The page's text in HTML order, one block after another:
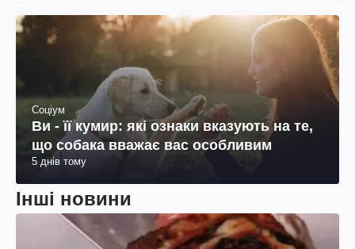
Соціум
Ви - її кумир: які ознаки вказують на те,
що собака вважає вас особливим
5 днів тому
Інші новини